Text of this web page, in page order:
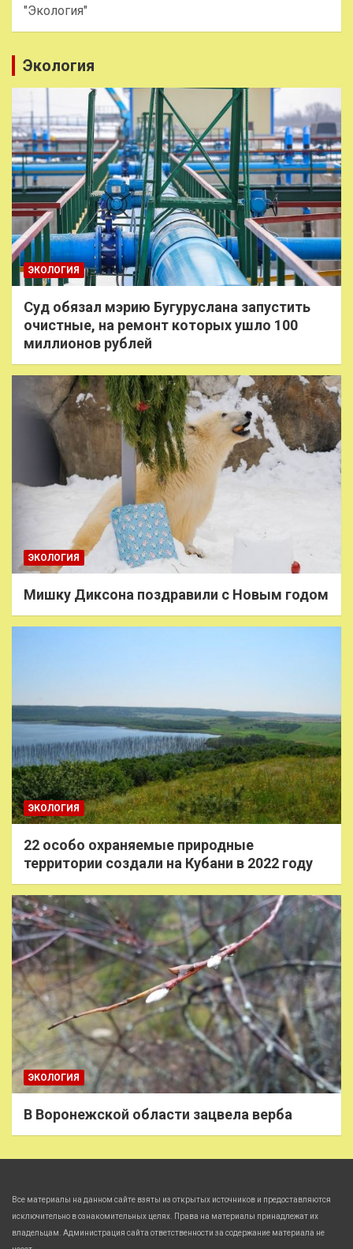
"Экология"
Экология
ЭКОЛОГИЯ
Суд обязал мэрию Бугуруслана запустить
очистные, на ремонт которых ушло 100
миллионов рублей
ЭКОЛОГИЯ
Мишку Диксона поздравили с Новым годом
ЭКОЛОГИЯ
22 особо охраняемые природные
территории создали на Кубани в 2022 году
ЭКОЛОГИЯ
В Воронежской области зацвела верба
Все материалы на данном сайте взяты из открытых источников и предоставляются
исключительно в ознакомительных целях. Права на материалы принадлежат их
владельцам. Администрация сайта ответственности за содержание материала не